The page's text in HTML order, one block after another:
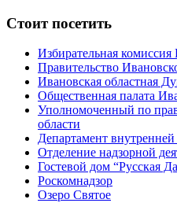
Стоит посетить
Избирательная комиссия
Правительство
Ивановская областная
Общественная палата
Уполномоченный по
области
Департамент
Отделение надзорной
Гостевой дом “Русская
Роскомнадзор
Озеро Святое